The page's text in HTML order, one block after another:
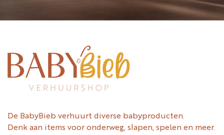
De BabyBieb verhuurt diverse babyproducten.
Denk aan items voor onderweg, slapen, spelen en meer.